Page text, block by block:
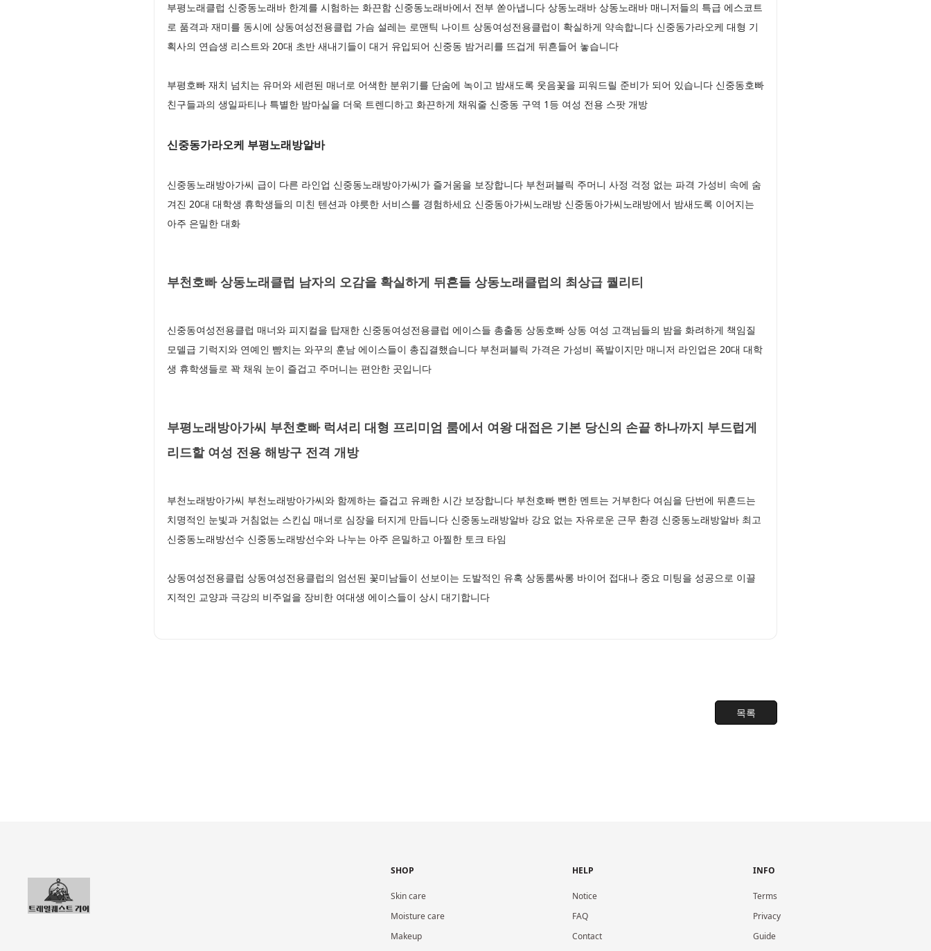
부평노래클럽 신중동노래바 한계를 시험하는 화끈함 신중동노래바에서 전부 쏟아냅니다 상동노래바 상동노래바 매니저들의 특급 에스코트
로 품격과 재미를 동시에 상동여성전용클럽 가슴 설레는 로맨틱 나이트 상동여성전용클럽이 확실하게 약속합니다 신중동가라오케 대형 기
획사의 연습생 리스트와 20대 초반 새내기들이 대거 유입되어 신중동 밤거리를 뜨겁게 뒤흔들어 놓습니다
부평호빠 재치 넘치는 유머와 세련된 매너로 어색한 분위기를 단숨에 녹이고 밤새도록 웃음꽃을 피워드릴 준비가 되어 있습니다 신중동호빠
친구들과의 생일파티나 특별한 밤마실을 더욱 트렌디하고 화끈하게 채워줄 신중동 구역 1등 여성 전용 스팟 개방
신중동가라오케 부평노래방알바
신중동노래방아가씨 급이 다른 라인업 신중동노래방아가씨가 즐거움을 보장합니다 부천퍼블릭 주머니 사정 걱정 없는 파격 가성비 속에 숨
겨진 20대 대학생 휴학생들의 미친 텐션과 야릇한 서비스를 경험하세요 신중동아가씨노래방 신중동아가씨노래방에서 밤새도록 이어지는
아주 은밀한 대화
부천호빠 상동노래클럽 남자의 오감을 확실하게 뒤흔들 상동노래클럽의 최상급 퀄리티
신중동여성전용클럽 매너와 피지컬을 탑재한 신중동여성전용클럽 에이스들 총출동 상동호빠 상동 여성 고객님들의 밤을 화려하게 책임질
모델급 기럭지와 연예인 뺨치는 와꾸의 훈남 에이스들이 총집결했습니다 부천퍼블릭 가격은 가성비 폭발이지만 매니저 라인업은 20대 대학
생 휴학생들로 꽉 채워 눈이 즐겁고 주머니는 편안한 곳입니다
부평노래방아가씨 부천호빠 럭셔리 대형 프리미엄 룸에서 여왕 대접은 기본 당신의 손끝 하나까지 부드럽게
리드할 여성 전용 해방구 전격 개방
부천노래방아가씨 부천노래방아가씨와 함께하는 즐겁고 유쾌한 시간 보장합니다 부천호빠 뻔한 멘트는 거부한다 여심을 단번에 뒤흔드는
치명적인 눈빛과 거침없는 스킨십 매너로 심장을 터지게 만듭니다 신중동노래방알바 강요 없는 자유로운 근무 환경 신중동노래방알바 최고
신중동노래방선수 신중동노래방선수와 나누는 아주 은밀하고 아찔한 토크 타임
상동여성전용클럽 상동여성전용클럽의 엄선된 꽃미남들이 선보이는 도발적인 유혹 상동룸싸롱 바이어 접대나 중요 미팅을 성공으로 이끌
지적인 교양과 극강의 비주얼을 장비한 여대생 에이스들이 상시 대기합니다
목록
SHOP
Skin care
Moisture care
Makeup
HELP
Notice
FAQ
Contact
INFO
Terms
Privacy
Guide